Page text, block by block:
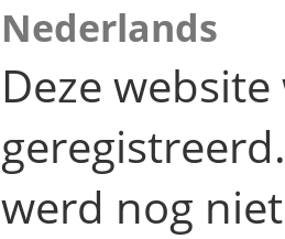
Nederlands
Deze
werd nog